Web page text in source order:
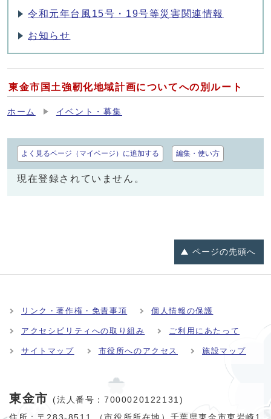
令和元年台風15号・19号等災害関連情報
お知らせ
東金市国土強靭化地域計画についてへの別ルート
ホーム イベント・募集
よく見るページ（マイページ）に追加する 編集・使い方
現在登録されていません。
ページの先頭へ
リンク・著作権・免責事項 個人情報の保護
アクセシビリティへの取り組み ご利用にあたって
サイトマップ 市役所へのアクセス 施設マップ
東金市
(法人番号：7000020122131)